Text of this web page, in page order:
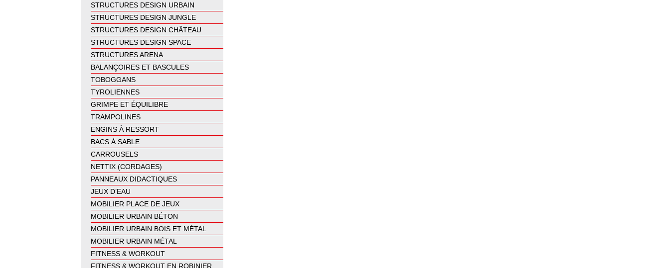
STRUCTURES DESIGN URBAIN
STRUCTURES DESIGN JUNGLE
STRUCTURES DESIGN CHÂTEAU
STRUCTURES DESIGN SPACE
STRUCTURES ARENA
BALANÇOIRES ET BASCULES
TOBOGGANS
TYROLIENNES
GRIMPE ET ÉQUILIBRE
TRAMPOLINES
ENGINS À RESSORT
BACS À SABLE
CARROUSELS
NETTIX (CORDAGES)
PANNEAUX DIDACTIQUES
JEUX D’EAU
MOBILIER PLACE DE JEUX
MOBILIER URBAIN BÉTON
MOBILIER URBAIN BOIS ET MÉTAL
MOBILIER URBAIN MÉTAL
FITNESS & WORKOUT
FITNESS & WORKOUT EN ROBINIER